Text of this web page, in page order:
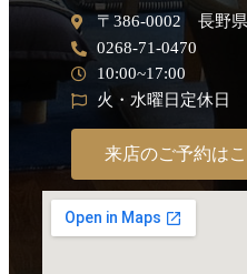
〒386-0002 長野
0268-71-0470
10:00~17:00
火・水曜日定休日
来店のご予約は